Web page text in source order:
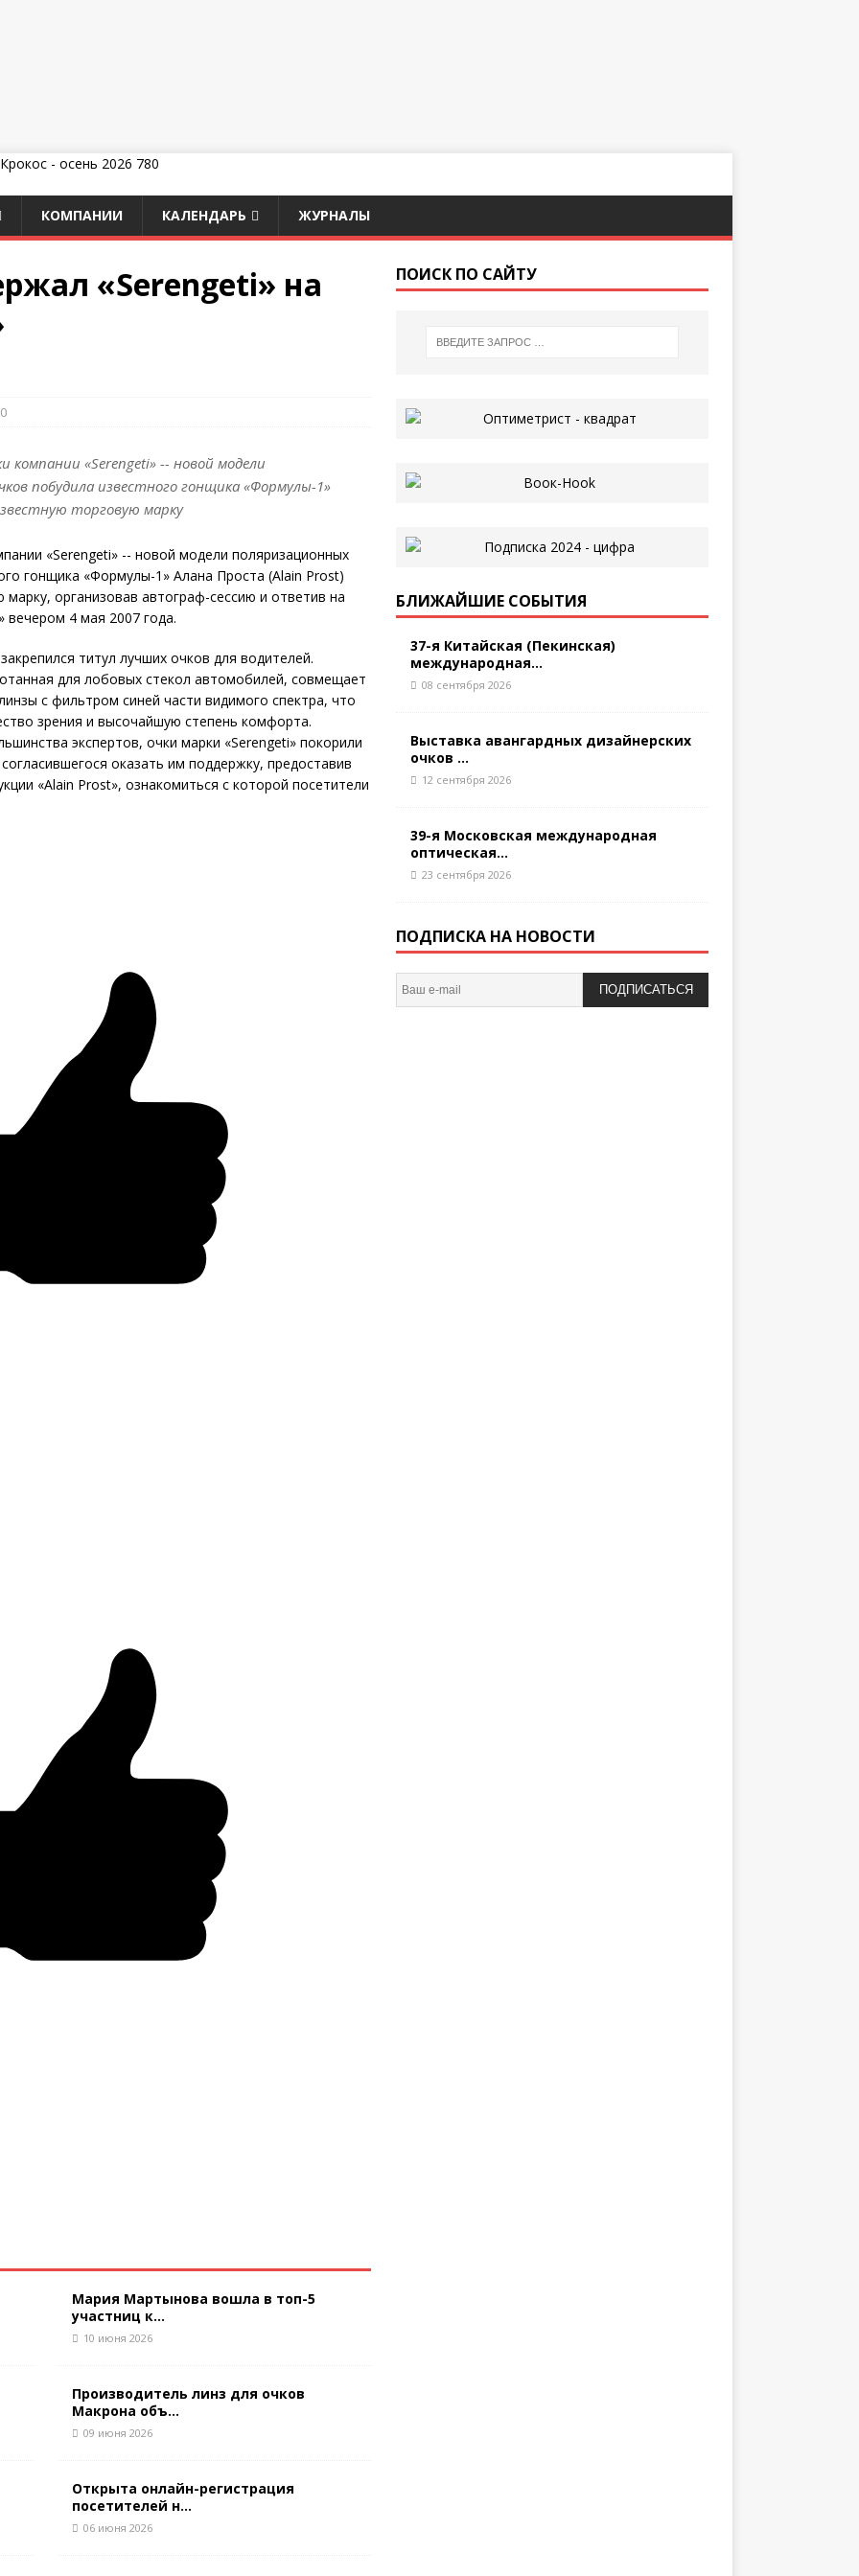
КОМПАНИИ КАЛЕНДАРЬ ЖУРНАЛЫ
«Serengeti» на
0
«Serengeti» -- новой модели
побудила известного гонщика «Формулы-1»
торговую марку
«Serengeti» -- новой модели поляризационных
гонщика «Формулы-1» Алана Проста (Alain Prost)
организовав автограф-сессию и ответив на
вечером 4 мая 2007 года.
титул лучших очков для водителей.
для лобовых стекол автомобилей, совмещает
с фильтром синей части видимого спектра, что
зрения и высочайшую степень комфорта.
экспертов, очки марки «Serengeti» покорили
оказать им поддержку, предоставив
«Alain Prost», ознакомиться с которой посетители
Мария Мартынова вошла в топ-5
участниц к...
10 июня 2026
Производитель линз для очков
Макрона объ...
09 июня 2026
Открыта онлайн-регистрация
посетителей н...
06 июня 2026
ПОИСК ПО САЙТУ
БЛИЖАЙШИЕ СОБЫТИЯ
37-я Китайская (Пекинская)
международная...
08 сентября 2026
Выставка авангардных дизайнерских
очков ...
12 сентября 2026
39-я Московская международная
оптическая...
23 сентября 2026
ПОДПИСКА НА НОВОСТИ
ПОДПИСАТЬСЯ